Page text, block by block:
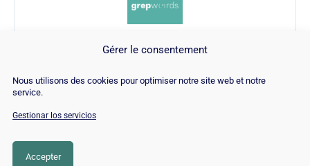
Gérer le consentement
Nous utilisons des cookies pour optimiser notre site web et notre
service.
Gestionar los servicios
Accepter
CATEGORÍA